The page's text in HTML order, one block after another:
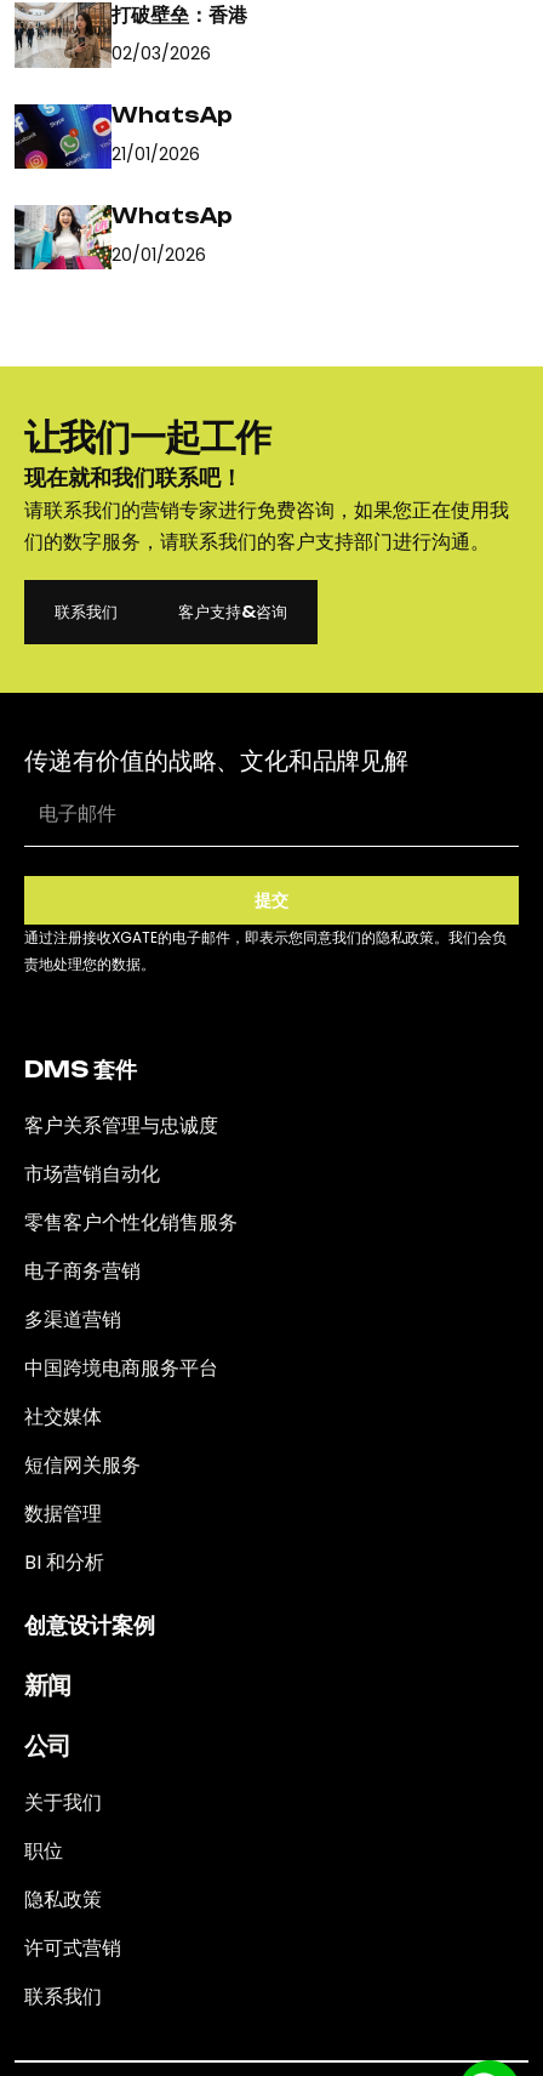
打破壁垒：香港
02/03/2026
WhatsAp
21/01/2026
WhatsAp
20/01/2026
让我们一起工作
现在就和我们联系吧！
请联系我们的营销专家进行免费咨询，如果您正在使用我
们的数字服务，请联系我们的客户支持部门进行沟通。
联系我们
客户支持&咨询
传递有价值的战略、文化和品牌见解
提交
通过注册接收XGATE的电子邮件，即表示您同意我们的隐私政策。我们会负
责地处理您的数据。
DMS 套件
客户关系管理与忠诚度
市场营销自动化
零售客户个性化销售服务
电子商务营销
多渠道营销
中国跨境电商服务平台
社交媒体
短信网关服务
数据管理
BI 和分析
创意设计案例
新闻
公司
关于我们
职位
隐私政策
许可式营销
联系我们